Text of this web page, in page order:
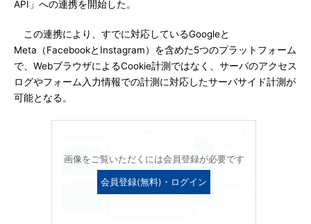
API」への連携を開始した。
この連携により、すでに対応しているGoogleと
Meta（FacebookとInstagram）を含めた5つのプラットフォーム
で、WebブラウザによるCookie計測ではなく、サーバのアクセス
ログやフォーム入力情報での計測に対応したサーバサイド計測が
可能となる。
画像をご覧いただくには会員登録が必要です
会員登録(無料)・ログイン